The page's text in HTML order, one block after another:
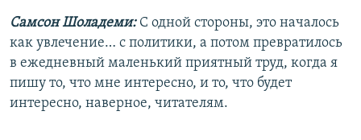
Самсон Шоладеми: С одной стороны, это началось
как увлечение… с политики, а потом превратилось
в ежедневный маленький приятный труд, когда я
пишу то, что мне интересно, и то, что будет
интересно, наверное, читателям.